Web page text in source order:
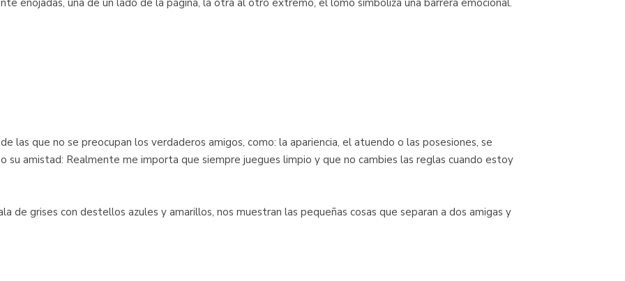
las que no se preocupan los verdaderos amigos, como: la apariencia, el atuendo o las posesiones, se
su amistad: Realmente me importa que siempre juegues limpio y que no cambies las reglas cuando estoy
de grises con destellos azules y amarillos, nos muestran las pequeñas cosas que separan a dos amigas y